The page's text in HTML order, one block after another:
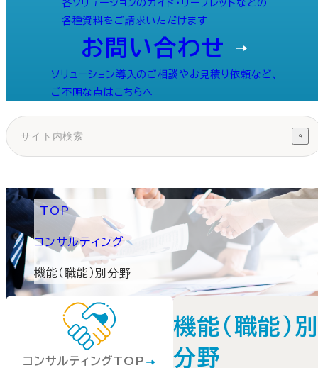
各ソリューションのガイド・リーフレットなどの
各種資料をご請求いただけます
お問い合わせ
ソリューション導入のご相談やお見積り依頼など、
ご不明な点はこちらへ
TOP
コンサルティング
機能（職能）別分野
コンサルティングTOP
機能（職能）
分野